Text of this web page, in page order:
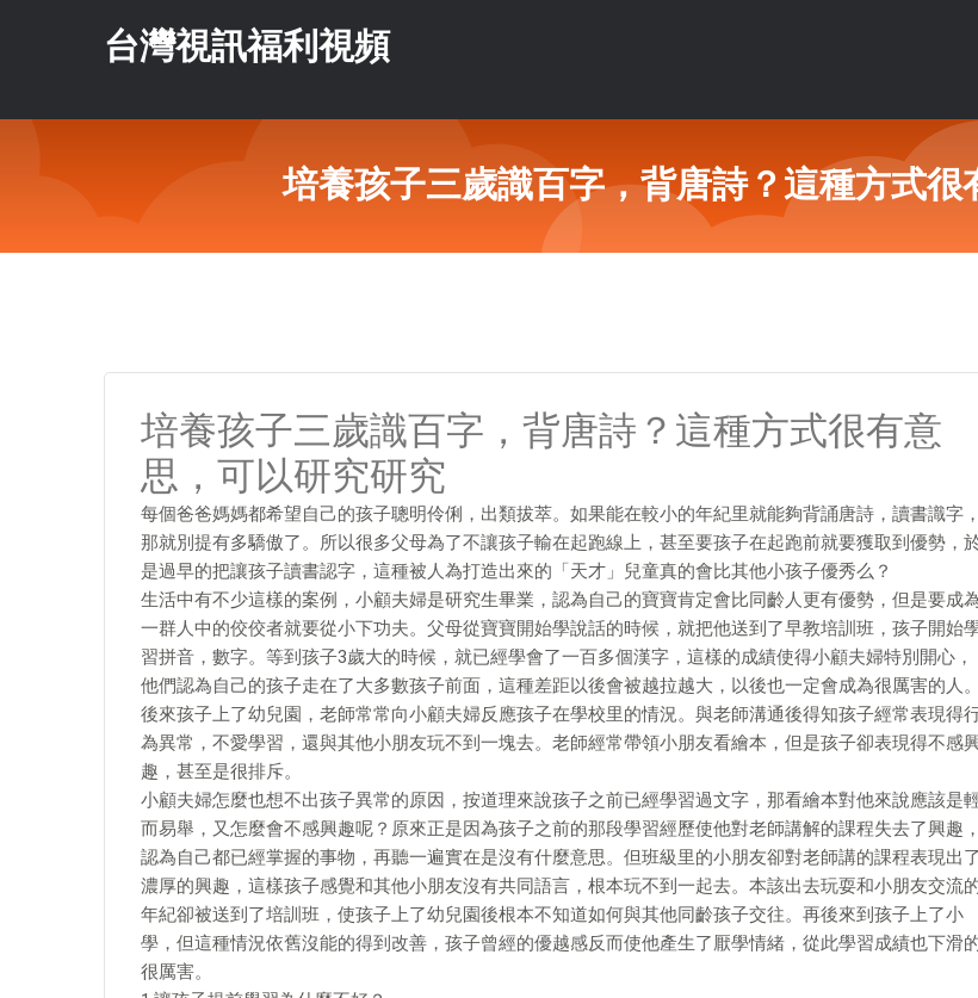
台灣視訊福利視頻
培養孩子三歲識百字，背唐詩？這種方式
培養孩子三歲識百字，背唐詩？這種方式很有意
思，可以研究研究
每個爸爸媽媽都希望自己的孩子聰明伶俐，出類拔萃。如果能在較小的年紀里就能夠背誦唐詩，讀書識字，
那就別提有多驕傲了。所以很多父母為了不讓孩子輸在起跑線上，甚至要孩子在起跑前就要獲取到優勢，
是過早的把讓孩子讀書認字，這種被人為打造出來的「天才」兒童真的會比其他小孩子優秀么？
生活中有不少這樣的案例，小顧夫婦是研究生畢業，認為自己的寶寶肯定會比同齡人更有優勢，但是要成
一群人中的佼佼者就要從小下功夫。父母從寶寶開始學說話的時候，就把他送到了早教培訓班，孩子開始
習拼音，數字。等到孩子3歲大的時候，就已經學會了一百多個漢字，這樣的成績使得小顧夫婦特別開心，
他們認為自己的孩子走在了大多數孩子前面，這種差距以後會被越拉越大，以後也一定會成為很厲害的人。
後來孩子上了幼兒園，老師常常向小顧夫婦反應孩子在學校里的情況。與老師溝通後得知孩子經常表現得
為異常，不愛學習，還與其他小朋友玩不到一塊去。老師經常帶領小朋友看繪本，但是孩子卻表現得不感
趣，甚至是很排斥。
小顧夫婦怎麼也想不出孩子異常的原因，按道理來說孩子之前已經學習過文字，那看繪本對他來說應該是
而易舉，又怎麼會不感興趣呢？原來正是因為孩子之前的那段學習經歷使他對老師講解的課程失去了興趣，
認為自己都已經掌握的事物，再聽一遍實在是沒有什麼意思。但班級里的小朋友卻對老師講的課程表現出了
濃厚的興趣，這樣孩子感覺和其他小朋友沒有共同語言，根本玩不到一起去。本該出去玩耍和小朋友交流
年紀卻被送到了培訓班，使孩子上了幼兒園後根本不知道如何與其他同齡孩子交往。再後來到孩子上了小
學，但這種情況依舊沒能的得到改善，孩子曾經的優越感反而使他產生了厭學情緒，從此學習成績也下滑
很厲害。